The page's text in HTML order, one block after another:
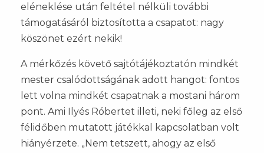
eléneklése után feltétel nélküli további
támogatásáról biztosította a csapatot: nagy
köszönet ezért nekik!
A mérkőzés követő sajtótájékoztatón mindkét
mester csalódottságának adott hangot: fontos
lett volna mindkét csapatnak a mostani három
pont. Ami Ilyés Róbertet illeti, neki főleg az első
félidőben mutatott játékkal kapcsolatban volt
hiányérzete. „Nem tetszett, ahogy az első